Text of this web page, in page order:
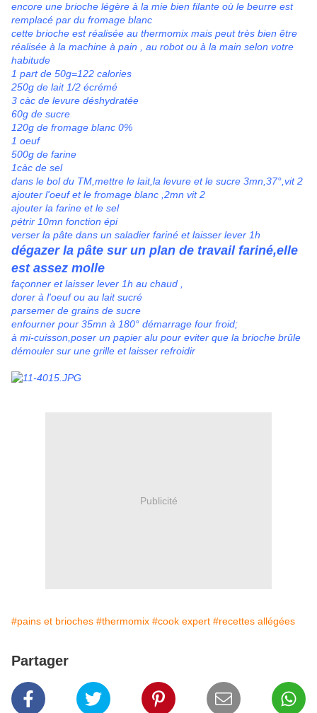
encore une brioche légère à la mie bien filante où le beurre est
remplacé par du fromage blanc
cette brioche est réalisée au thermomix mais peut très bien être
réalisée à la machine à pain , au robot ou à la main selon votre
habitude
1 part de 50g=122 calories
250g de lait 1/2 écrémé
3 càc de levure déshydratée
60g de sucre
120g de fromage blanc 0%
1 oeuf
500g de farine
1càc de sel
dans le bol du TM,mettre le lait,la levure et le sucre 3mn,37°,vit 2
ajouter l'oeuf et le fromage blanc ,2mn vit 2
ajouter la farine et le sel
pétrir 10mn fonction épi
verser la pâte dans un saladier fariné et laisser lever 1h
dégazer la pâte sur un plan de travail fariné,elle
est assez molle
façonner et laisser lever 1h au chaud ,
dorer à l'oeuf ou au lait sucré
parsemer de grains de sucre
enfourner pour 35mn à 180° démarrage four froid;
à mi-cuisson,poser un papier alu pour eviter que la brioche brûle
démouler sur une grille et laisser refroidir
Publicité
#pains et brioches #thermomix #cook expert #recettes allégées
Partager